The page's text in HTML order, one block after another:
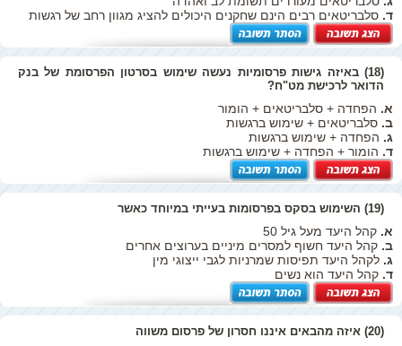
ד. סלבריטאים רבים הינם שחקנים היכולים להציג מגוון רחב של רגשות
(18) באיזה גישות פרסומיות נעשה שימוש בסרטון הפרסומת של בנק
הדואר לרכישת מט"ח?
א. הפחדה + סלבריטאים + הומור
ב. סלבריטאים + שימוש ברגשות
ג. הפחדה + שימוש ברגשות
ד. הומור + הפחדה + שימוש ברגשות
(19) השימוש בסקס בפרסומות בעייתי במיוחד כאשר
א. קהל היעד מעל גיל 50
ב. קהל היעד חשוף למסרים מיניים בערוצים אחרים
ג. לקהל היעד תפיסות שמרניות לגבי ייצוגי מין
ד. קהל היעד הוא נשים
(20) איזה מהבאים איננו חסרון של פרסום משווה